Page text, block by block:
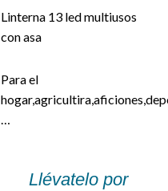
Linterna 13 led multiusos
con asa
Para el
…
Llévatelo por